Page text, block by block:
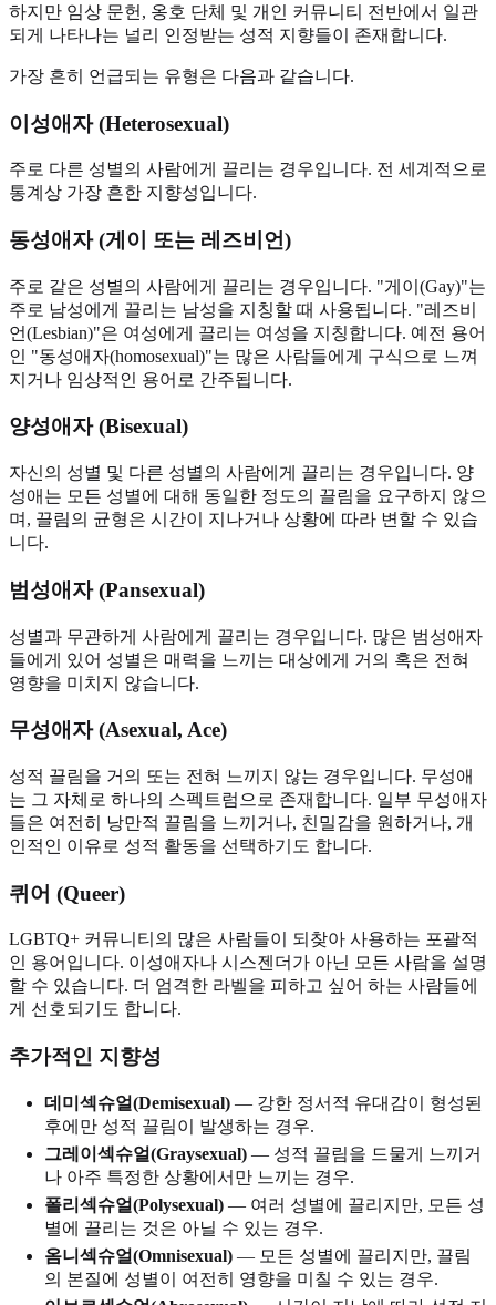
하지만 임상 문헌, 옹호 단체 및 개인 커뮤니티 전반에서 일관
되게 나타나는 널리 인정받는 성적 지향들이 존재합니다.
가장 흔히 언급되는 유형은 다음과 같습니다.
이성애자 (Heterosexual)
주로 다른 성별의 사람에게 끌리는 경우입니다. 전 세계적으로
통계상 가장 흔한 지향성입니다.
동성애자 (게이 또는 레즈비언)
주로 같은 성별의 사람에게 끌리는 경우입니다. "게이(Gay)"는
주로 남성에게 끌리는 남성을 지칭할 때 사용됩니다. "레즈비
언(Lesbian)"은 여성에게 끌리는 여성을 지칭합니다. 예전 용어
인 "동성애자(homosexual)"는 많은 사람들에게 구식으로 느껴
지거나 임상적인 용어로 간주됩니다.
양성애자 (Bisexual)
자신의 성별 및 다른 성별의 사람에게 끌리는 경우입니다. 양
성애는 모든 성별에 대해 동일한 정도의 끌림을 요구하지 않으
며, 끌림의 균형은 시간이 지나거나 상황에 따라 변할 수 있습
니다.
범성애자 (Pansexual)
성별과 무관하게 사람에게 끌리는 경우입니다. 많은 범성애자
들에게 있어 성별은 매력을 느끼는 대상에게 거의 혹은 전혀
영향을 미치지 않습니다.
무성애자 (Asexual, Ace)
성적 끌림을 거의 또는 전혀 느끼지 않는 경우입니다. 무성애
는 그 자체로 하나의 스펙트럼으로 존재합니다. 일부 무성애자
들은 여전히 낭만적 끌림을 느끼거나, 친밀감을 원하거나, 개
인적인 이유로 성적 활동을 선택하기도 합니다.
퀴어 (Queer)
LGBTQ+ 커뮤니티의 많은 사람들이 되찾아 사용하는 포괄적
인 용어입니다. 이성애자나 시스젠더가 아닌 모든 사람을 설명
할 수 있습니다. 더 엄격한 라벨을 피하고 싶어 하는 사람들에
게 선호되기도 합니다.
추가적인 지향성
데미섹슈얼(Demisexual) — 강한 정서적 유대감이 형성된
후에만 성적 끌림이 발생하는 경우.
그레이섹슈얼(Graysexual) — 성적 끌림을 드물게 느끼거
나 아주 특정한 상황에서만 느끼는 경우.
폴리섹슈얼(Polysexual) — 여러 성별에 끌리지만, 모든 성
별에 끌리는 것은 아닐 수 있는 경우.
옴니섹슈얼(Omnisexual) — 모든 성별에 끌리지만, 끌림
의 본질에 성별이 여전히 영향을 미칠 수 있는 경우.